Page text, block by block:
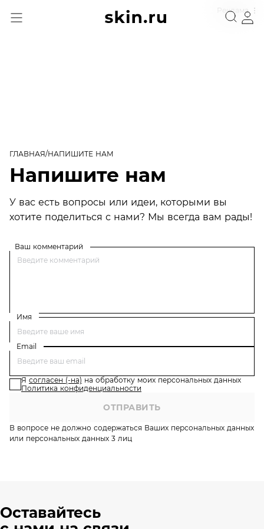
Реклама
ГЛАВНАЯ НАПИШИТЕ НАМ
Напишите нам
У вас есть вопросы или идеи, которыми вы
хотите поделиться с нами? Мы всегда вам рады!
Ваш комментарий
Имя
Email
Я согласен (-на) на обработку моих персональных данных
Политика конфиденциальности
ОТПРАВИТЬ
В вопросе не должно содержаться Ваших персональных данных
или персональных данных 3 лиц
Оставайтесь